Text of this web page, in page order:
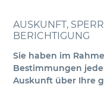
AUSKUNFT,
BERICHTIGUNG
Sie haben im
Bestimmungen
Auskunft über Ihre